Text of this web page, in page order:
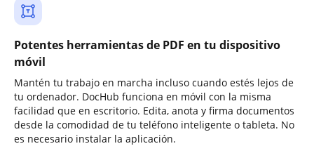
Potentes herramientas de PDF en tu dispositivo
móvil
Mantén tu trabajo en marcha incluso cuando estés lejos de
tu ordenador. DocHub funciona en móvil con la misma
facilidad que en escritorio. Edita, anota y firma documentos
desde la comodidad de tu teléfono inteligente o tableta. No
es necesario instalar la aplicación.